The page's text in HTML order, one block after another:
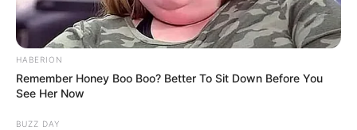
HABERION
Remember Honey Boo Boo? Better To Sit Down Before You
See Her Now
BUZZ DAY